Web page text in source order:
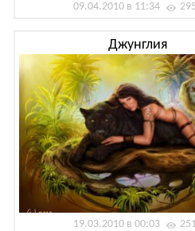
09.04.2010 в 11:34
Джунглия
19.03.2010 в 00:03